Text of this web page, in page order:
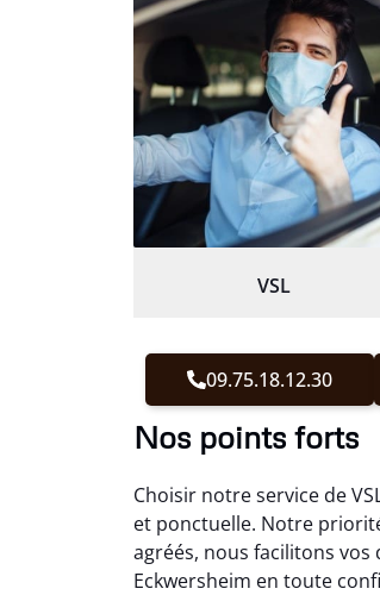
VSL
09.75.18.12.30
Nos points forts
Choisir notre service de
et ponctuelle. Notre
agréés, nous facilitons vos
Eckwersheim en toute